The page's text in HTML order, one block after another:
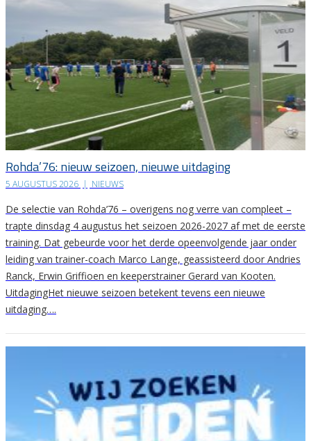
Rohda’76: nieuw seizoen, nieuwe uitdaging
5 AUGUSTUS 2026 | NIEUWS
De selectie van Rohda’76 – overigens nog verre van compleet –
trapte dinsdag 4 augustus het seizoen 2026-2027 af met de eerste
training. Dat gebeurde voor het derde opeenvolgende jaar onder
leiding van trainer-coach Marco Lange, geassisteerd door Andries
Ranck, Erwin Griffioen en keeperstrainer Gerard van Kooten.
UitdagingHet nieuwe seizoen betekent tevens een nieuwe
uitdaging….